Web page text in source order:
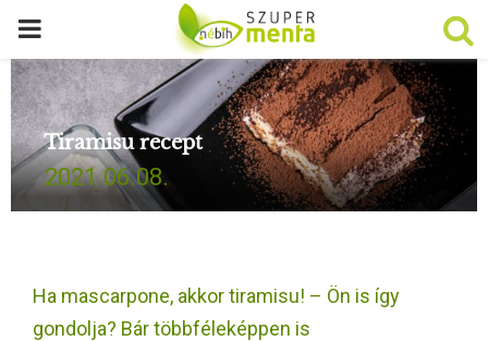
P
R
I
M
R
Tiramisu recept
2021.06.08.
Ha mascarpone, akkor tiramisu! – Ön is így
gondolja? Bár többféleképpen is